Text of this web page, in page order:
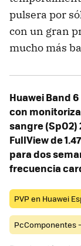
pulsera por
con un gran
mucho más
Huawei Band
con
sangre
FullView de
para dos
frecuencia
PVP en Huawei
PcComponentes